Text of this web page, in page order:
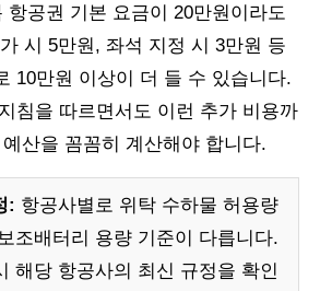
항공권 기본 요금이 20만원이라도
시 5만원, 좌석 지정 시 3만원 등
10만원 이상이 더 들 수 있습니다.
침을 따르면서도 이런 추가 비용까
산을 꼼꼼히 계산해야 합니다.
: 항공사별로 위탁 수하물 허용량
조배터리 용량 기준이 다릅니다.
해당 항공사의 최신 규정을 확인